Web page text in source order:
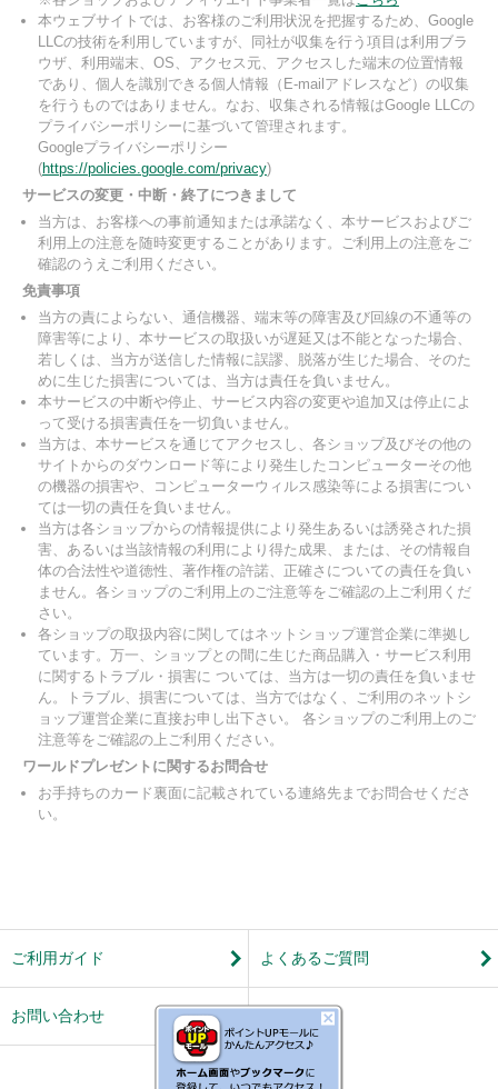
本ウェブサイトでは、お客様のご利用状況を把握するため、Google
LLCの技術を利用していますが、同社が収集を行う項目は利用ブラ
ウザ、利用端末、OS、アクセス元、アクセスした端末の位置情報
であり、個人を識別できる個人情報（E-mailアドレスなど）の収集
を行うものではありません。なお、収集される情報はGoogle LLCの
プライバシーポリシーに基づいて管理されます。
Googleプライバシーポリシー
(https://policies.google.com/privacy)
サービスの変更・中断・終了につきまして
当方は、お客様への事前通知または承諾なく、本サービスおよびご
利用上の注意を随時変更することがあります。ご利用上の注意をご
確認のうえご利用ください。
免責事項
当方の責によらない、通信機器、端末等の障害及び回線の不通等の
障害等により、本サービスの取扱いが遅延又は不能となった場合、
若しくは、当方が送信した情報に誤謬、脱落が生じた場合、そのた
めに生じた損害については、当方は責任を負いません。
本サービスの中断や停止、サービス内容の変更や追加又は停止によ
って受ける損害責任を一切負いません。
当方は、本サービスを通じてアクセスし、各ショップ及びその他の
サイトからのダウンロード等により発生したコンピューターその他
の機器の損害や、コンピューターウィルス感染等による損害につい
ては一切の責任を負いません。
当方は各ショップからの情報提供により発生あるいは誘発された損
害、あるいは当該情報の利用により得た成果、または、その情報自
体の合法性や道徳性、著作権の許諾、正確さについての責任を負い
ません。各ショップのご利用上のご注意等をご確認の上ご利用くだ
さい。
各ショップの取扱内容に関してはネットショップ運営企業に準拠し
ています。万一、ショップとの間に生じた商品購入・サービス利用
に関するトラブル・損害に ついては、当方は一切の責任を負いませ
ん。トラブル、損害については、当方ではなく、ご利用のネットシ
ョップ運営企業に直接お申し出下さい。 各ショップのご利用上のご
注意等をご確認の上ご利用ください。
ワールドプレゼントに関するお問合せ
お手持ちのカード裏面に記載されている連絡先までお問合せくださ
い。
ご利用ガイド よくあるご質問
お問い合わせ